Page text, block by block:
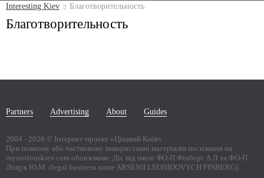
Interesting Kiev Благотворительность
Благотворительность
Partners Advertising About Guides
2004 - 2026 © Інтернет-проект «Цікавий Київ»
При повному або частковому використанні матеріалів посилання на
mysteriouskiev.com обов'язкове. Діє від імені ФО-П Фінберг А.Л та ФО-П
Ліщук Ю.М. (legal business name ARSENII LEONIDOVYCH FINBERG)